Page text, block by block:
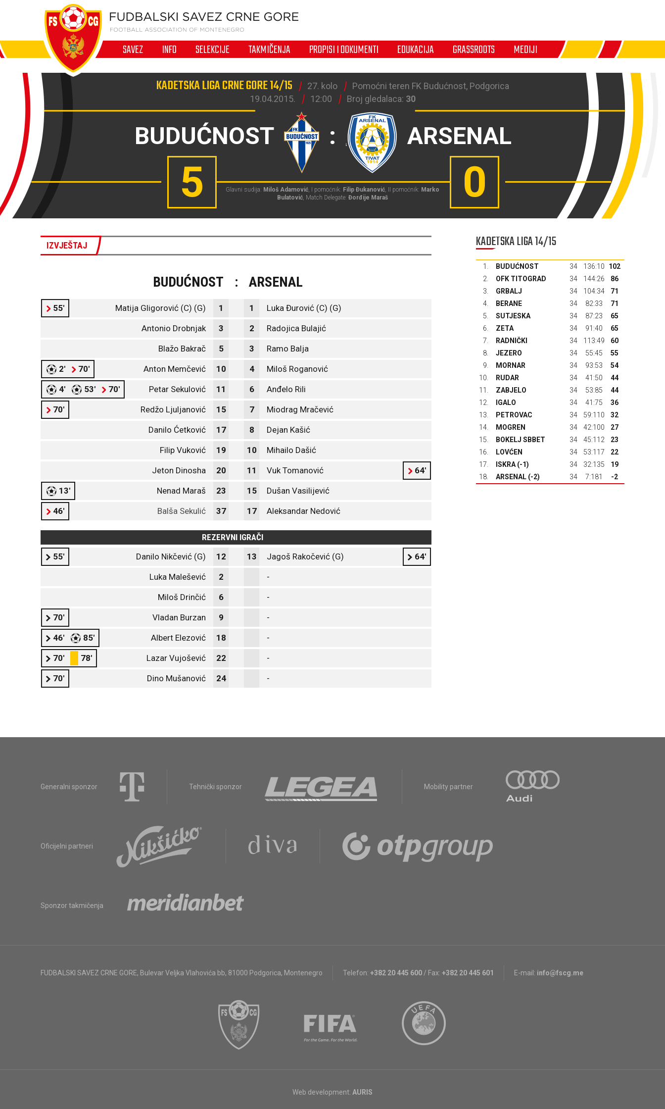
SAVEZ INFO SELEKCIJE TAKMIČENJA PROPISI I DOKUMENTI EDUKACIJA GRASSROOTS MEDIJI
KADETSKA LIGA CRNE GORE 14/15 27. kolo
Pomoćni teren FK Budućnost, Podgorica
19.04.2015.
12:00 Broj gledalaca: 30
BUDUĆNOST : ARSENAL
5 0
Glavni sudija: Miloš Adamović, I pomoćnik: Filip Đukanović, II pomoćnik: Marko
Bulatović, Match Delegate: Đorđije Maraš
IZVJEŠTAJ
BUDUĆNOST : ARSENAL
55' Matija Gligorović (C) (G) 1 1 Luka Đurović (C) (G)
Antonio Drobnjak 3 2 Radojica Bulajić
Blažo Bakrač 5 3 Ramo Balja
2' 70' Anton Memčević 10 4 Miloš Roganović
4' 53' 70' Petar Sekulović 11 6 Anđelo Rili
70' Redžo Ljuljanović 15 7 Miodrag Mračević
Danilo Ćetković 17 8 Dejan Kašić
Filip Vuković 19 10 Mihailo Dašić
Jeton Dinosha 20 11 Vuk Tomanović 64'
13' Nenad Maraš 23 15 Dušan Vasilijević
46' Balša Sekulić 37 17 Aleksandar Nedović
REZERVNI IGRAČI
55'
Danilo Nikčević (G) 12 13 Jagoš Rakočević (G) 64'
Luka Malešević 2 -
Miloš Drinčić 6 -
70' Vladan Burzan 9 -
46' 85' Albert Elezović 18 -
70' 78' Lazar Vujošević 22 -
70' Dino Mušanović 24 -
KADETSKA LIGA 14/15
1. BUDUĆNOST 34 136:10
102
2.
OFK TITOGRAD 34 144:26
86
3.
GRBALJ 34 104:34
71
4.
BERANE 34 82:33
71
5.
SUTJESKA 34 87:23
65
6.
ZETA 34 91:40
65
7.
RADNIČKI 34 113:49
60
8.
JEZERO 34 55:45
55
9.
MORNAR 34 93:53
54
10.
RUDAR 34 41:50
44
11.
ZABJELO 34 53:85
44
12.
IGALO 34 41:75
36
13.
PETROVAC 34 59:110
32
14.
MOGREN 34 42:100
27
15.
BOKELJ SBBET 34 45:112
23
16.
LOVĆEN 34 53:117
22
17.
ISKRA (-1) 34 32:135
19
18.
ARSENAL (-2) 34 7:181 -2
Generalni sponzor Tehnički sponzor Mobility partner
Oficijelni partneri
Sponzor takmičenja
FUDBALSKI SAVEZ CRNE GORE, Bulevar Veljka Vlahovića bb, 81000 Podgorica, Montenegro Telefon: +382 20 445 600 / Fax: +382 20 445 601 E-mail: info@fscg.me
Web development: AURIS